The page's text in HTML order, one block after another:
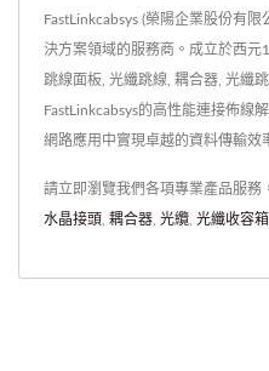
FastLinkcabsys (榮陽企業股份有
決方案領域的服務商。成立於西元
跳線面板, 光纖跳線, 耦合器, 光纖
FastLinkcabsys的高性能連接佈線
網路應用中實現卓越的資料傳輸效
請立即瀏覽我們各項專業產品服務，
水晶接頭 耦合器 光纜 光纖收容箱